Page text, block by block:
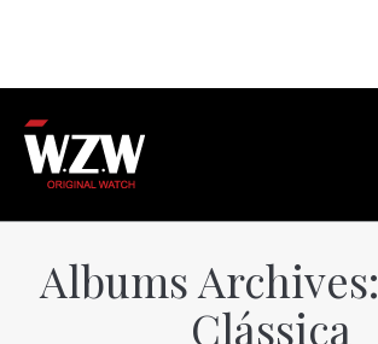
Albums Archives:
Clássica